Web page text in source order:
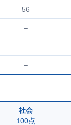
56
–
–
–
社会
100点